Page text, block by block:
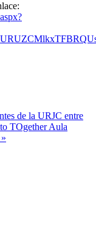
de la URJC entre
TOgether Aula